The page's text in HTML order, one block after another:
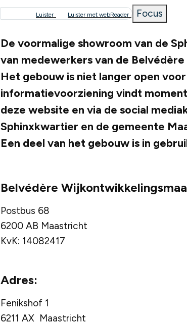
Kruimelpad
Luister Luister met webReader Focus
De voormalige showroom van de
van medewerkers van de
Het gebouw is niet langer open
informatievoorziening vindt
deze website en via de social
Sphinxkwartier en de gemeente
Een deel van het gebouw is in
Belvédère
Postbus 68
6200 AB Maastricht
KvK: 14082417
Adres:
Fenikshof 1
6211 AX Maastricht